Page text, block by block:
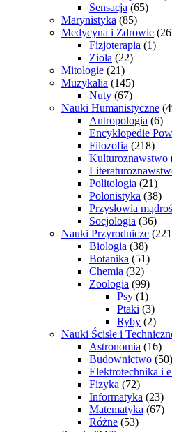
Sensacja (65)
Marynistyka (85)
Medycyna i Zdrowie
Fizjoterapia (1)
Zioła (22)
Mitologie (21)
Muzykalia (145)
Nuty (67)
Nauki Humanistyczne
Antropologia (6)
Encyklopedie
Filozofia (218)
Kulturoznawstwo
Politologia (21)
Polonistyka (38)
Przysłowia
Socjologia (36)
Nauki Przyrodnicze
Biologia (38)
Botanika (51)
Chemia (32)
Zoologia (99)
Psy (1)
Ptaki (3)
Ryby (2)
Nauki Ścisłe i
Astronomia (16)
Budownictwo (50)
Elektrotechnika i
Fizyka (72)
Informatyka (23)
Matematyka (67)
Różne (53)